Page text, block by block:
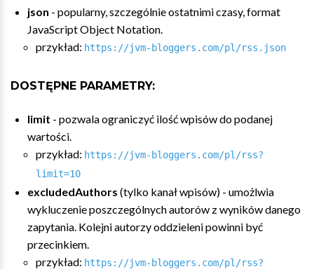
json - popularny, szczególnie ostatnimi czasy, format
JavaScript Object Notation.
przykład: https://jvm-bloggers.com/pl/rss.json
DOSTĘPNE PARAMETRY:
limit - pozwala ograniczyć ilość wpisów do podanej
wartości.
przykład: https://jvm-bloggers.com/pl/rss?
limit=10
excludedAuthors (tylko kanał wpisów) - umożlwia
wykluczenie poszczególnych autorów z wyników danego
zapytania. Kolejni autorzy oddzieleni powinni być
przecinkiem.
przykład: https://jvm-bloggers.com/pl/rss?